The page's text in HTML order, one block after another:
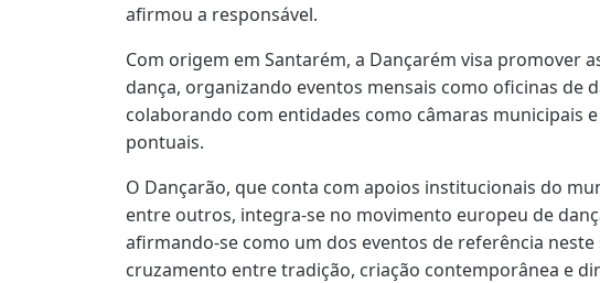
afirmou a responsável.
Com origem em Santarém, a Dançarém visa promover
dança, organizando eventos mensais como oficinas de
colaborando com entidades como câmaras municipais
pontuais.
O Dançarão, que conta com apoios institucionais do
entre outros, integra-se no movimento europeu de
afirmando-se como um dos eventos de referência
cruzamento entre tradição, criação contemporânea e